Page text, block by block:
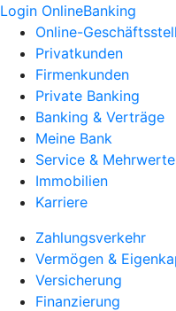
Login OnlineBanking
Online-
Privatkunden
Firmenkunden
Private Banking
Banking & Verträge
Meine Bank
Service & Mehrwerte
Immobilien
Karriere
Zahlungsverkehr
Vermögen &
Versicherung
Finanzierung